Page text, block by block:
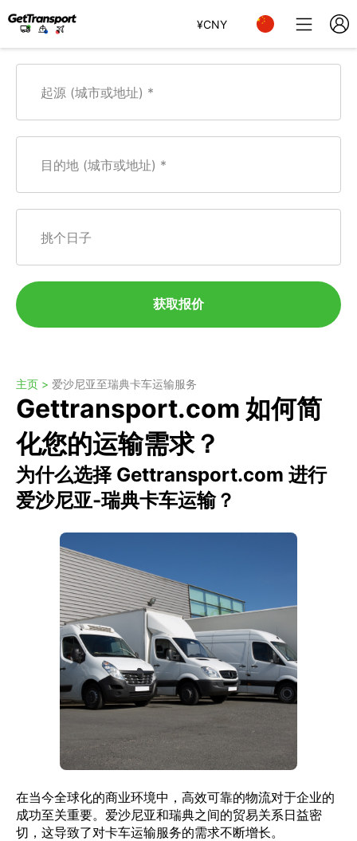
¥CNY
起源 (城市或地址)
目的地 (城市或地址)
挑个日子
获取报价
主页 > 爱沙尼亚至瑞典卡车运输服务
Gettransport.com 如何简
化您的运输需求？
为什么选择 Gettransport.com 进行
爱沙尼亚-瑞典卡车运输？
在当今全球化的商业环境中，高效可靠的物流对于企业的
成功至关重要。爱沙尼亚和瑞典之间的贸易关系日益密
切，这导致了对卡车运输服务的需求不断增长。